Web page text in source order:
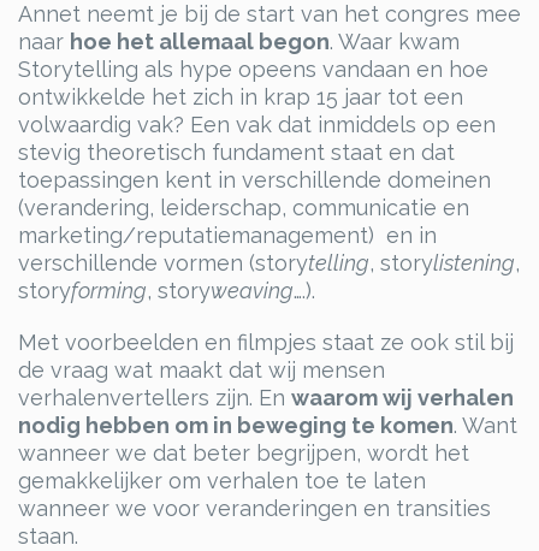
Annet neemt je bij de start van het congres mee
naar hoe het allemaal begon. Waar kwam
Storytelling als hype opeens vandaan en hoe
ontwikkelde het zich in krap 15 jaar tot een
volwaardig vak? Een vak dat inmiddels op een
stevig theoretisch fundament staat en dat
toepassingen kent in verschillende domeinen
(verandering, leiderschap, communicatie en
marketing/reputatiemanagement) en in
verschillende vormen (storytelling, storylistening,
storyforming, storyweaving….).
Met voorbeelden en filmpjes staat ze ook stil bij
de vraag wat maakt dat wij mensen
verhalenvertellers zijn. En waarom wij verhalen
nodig hebben om in beweging te komen. Want
wanneer we dat beter begrijpen, wordt het
gemakkelijker om verhalen toe te laten
wanneer we voor veranderingen en transities
staan.